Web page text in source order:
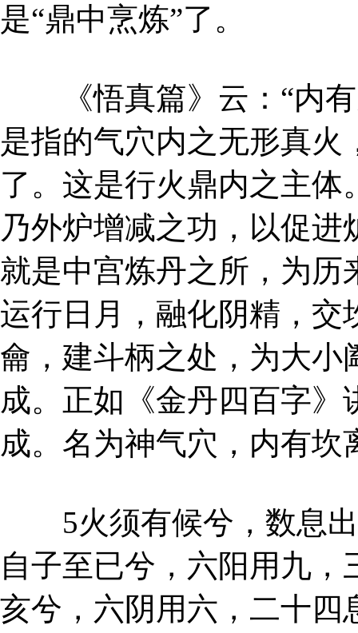
是“鼎中烹炼”了。
《悟真篇》云：“内有
是指的气穴内之无形真
了。这是行火鼎内之主
乃外炉增减之功，以促
就是中宫炼丹之所，为历
运行日月，融化阴精，交
龠，建斗柄之处，为大小
成。正如《金丹四百字》
成。名为神气穴，内有坎
5火须有候兮，数息出
自子至已兮，六阳用九
亥兮，六阴用六，二十四